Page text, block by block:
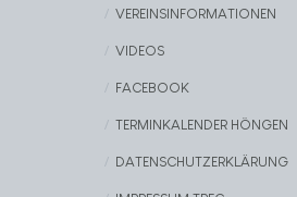
VEREINSINFORMATIONEN
VIDEOS
FACEBOOK
TERMINKALENDER HÖNGEN
DATENSCHUTZERKLÄRUNG